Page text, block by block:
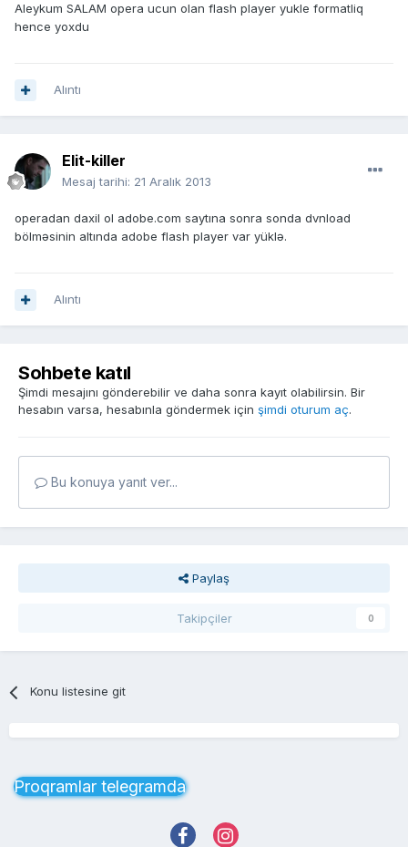
Aleykum SALAM opera ucun olan flash player yukle formatliq
hence yoxdu
Alıntı
Elit-killer
Mesaj tarihi: 21 Aralık 2013
operadan daxil ol adobe.com saytına sonra sonda dvnload
bölməsinin altında adobe flash player var yüklə.
Alıntı
Sohbete katıl
Şimdi mesajını gönderebilir ve daha sonra kayıt olabilirsin. Bir
hesabın varsa, hesabınla göndermek için şimdi oturum aç.
Bu konuya yanıt ver...
Paylaş
Takipçiler 0
Konu listesine git
Proqramlar telegramda